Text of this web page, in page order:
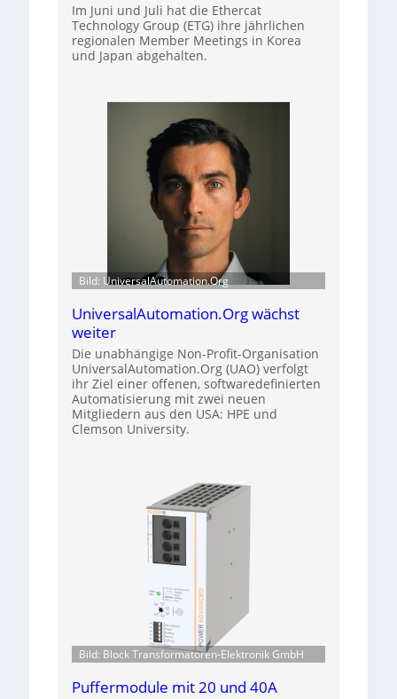
Im Juni und Juli hat die Ethercat
Technology Group (ETG) ihre jährlichen
regionalen Member Meetings in Korea
und Japan abgehalten.
Bild: UniversalAutomation.Org
UniversalAutomation.Org wächst
weiter
Die unabhängige Non-Profit-Organisation
UniversalAutomation.Org (UAO) verfolgt
ihr Ziel einer offenen, softwaredefinierten
Automatisierung mit zwei neuen
Mitgliedern aus den USA: HPE und
Clemson University.
Bild: Block Transformatoren-Elektronik GmbH
Puffermodule mit 20 und 40A